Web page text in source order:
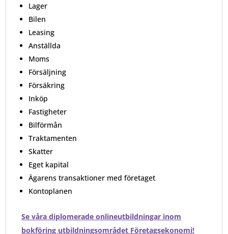
Lager
Bilen
Leasing
Anställda
Moms
Försäljning
Försäkring
Inköp
Fastigheter
Bilförmån
Traktamenten
Skatter
Eget kapital
Ägarens transaktioner med företaget
Kontoplanen
Se våra diplomerade onlineutbildningar inom
bokföring utbildningsområdet Företagsekonomi!